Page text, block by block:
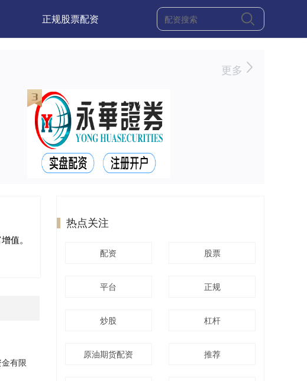
正规股票配资
更多
值。
有限
热点关注
配资 股票
平台 正规
炒股 杠杆
原油期货配资 推荐